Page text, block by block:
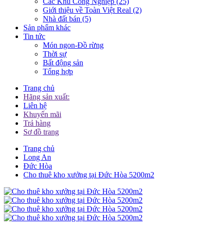
Giới thiệu về Toàn Việt Real (2)
Nhà đất bán (5)
Sản phẩm khác
Tin tức
Món ngon-Đồ rừng
Thời sự
Bất động sản
Tổng hợp
Trang chủ
Hãng sản xuất:
Liên hệ
Khuyến mãi
Trả hàng
Sơ đồ trang
Trang chủ
Long An
Đức Hòa
Cho thuê kho xưởng tại Đức Hòa 5200m2